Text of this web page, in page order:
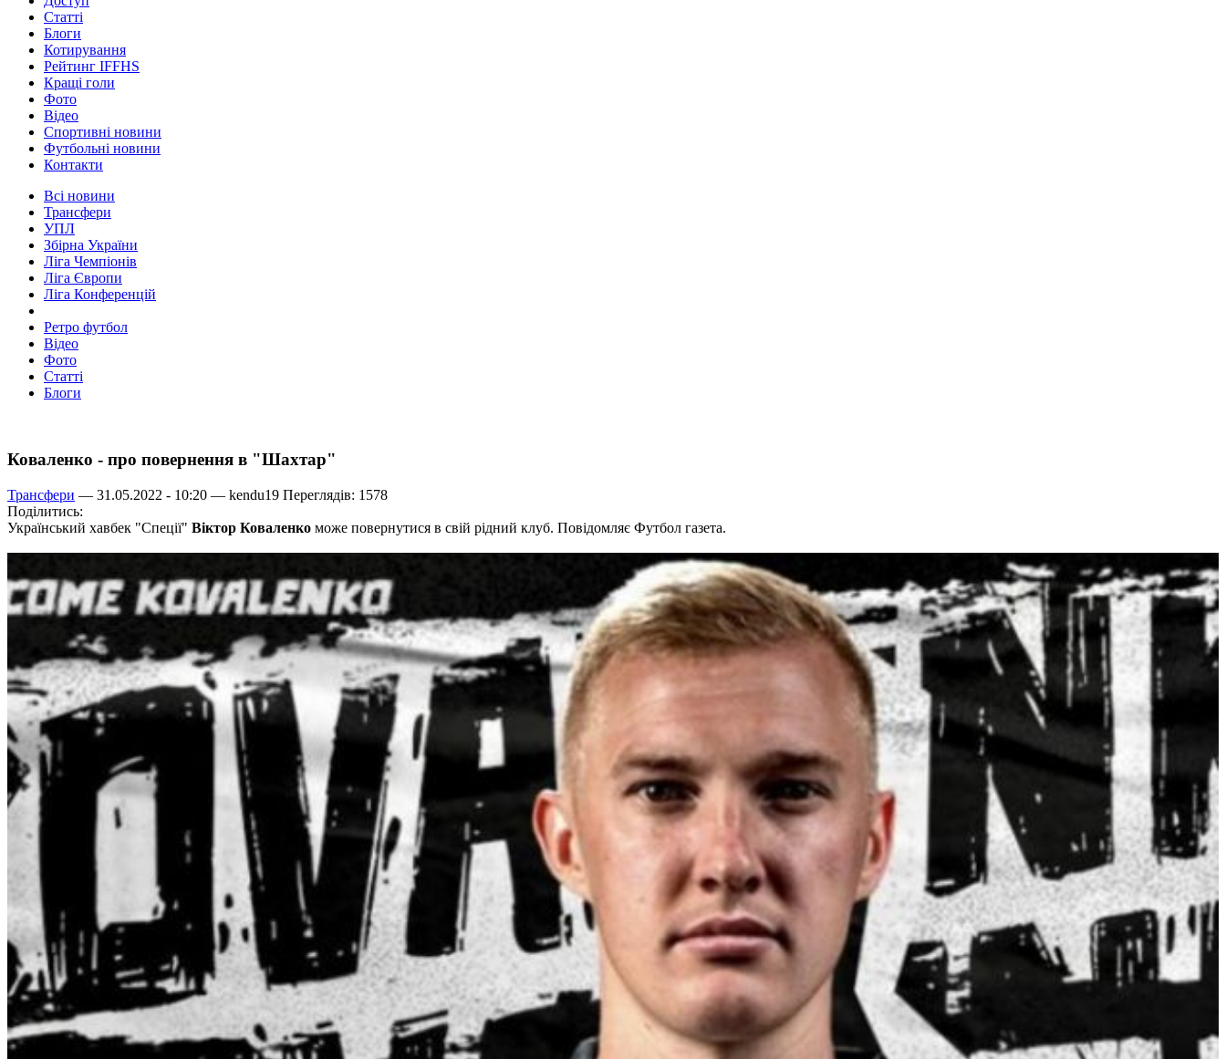
Статті
Блоги
Котирування
Рейтинг IFFHS
Кращі голи
Фото
Відео
Спортивні новини
Футбольні новини
Контакти
Всі новини
Трансфери
УПЛ
Збірна України
Ліга Чемпіонів
Ліга Європи
Ліга Конференцій
Ретро футбол
Відео
Фото
Статті
Блоги
Коваленко - про повернення в "Шахтар"
Трансфери — 31.05.2022 - 10:20 — kendu19 Переглядів: 1578
Поділитись:
Український хавбек "Спеції" Віктор Коваленко може повернутися в свій рідний клуб. Повідомляє Футбол газета.